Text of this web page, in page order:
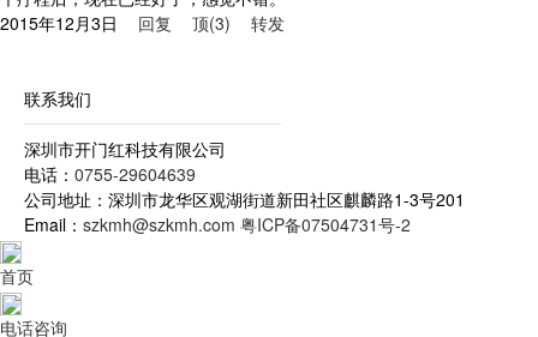
2015年12月3日
回复 顶(3) 转发
联系我们
深圳市开门红科技有限公司
电话： 0755-29604639
公司地址：深圳市龙华区观湖街道新田社区麒麟路1-3号201
Email： szkmh@szkmh.com 粤ICP备07504731号-2
首页
电话咨询